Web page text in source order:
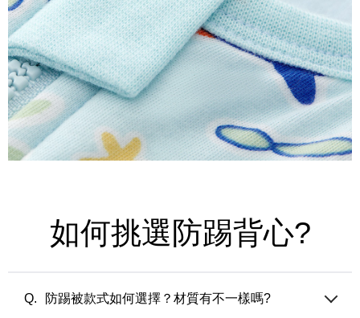
如何挑選防踢背心?
防踢被款式如何選擇？材質有不一樣嗎?